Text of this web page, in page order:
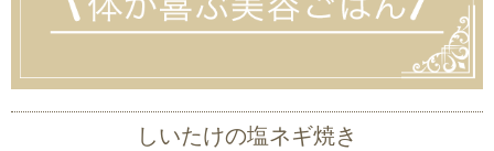
しいたけの塩ネギ焼き